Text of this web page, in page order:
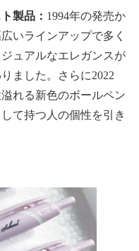
製品： 1994年の発売か
いラインアップで多く
ュアルなエレガンスが
ました。さらに2022
れる新色のボールペン
て持つ人の個性を引き